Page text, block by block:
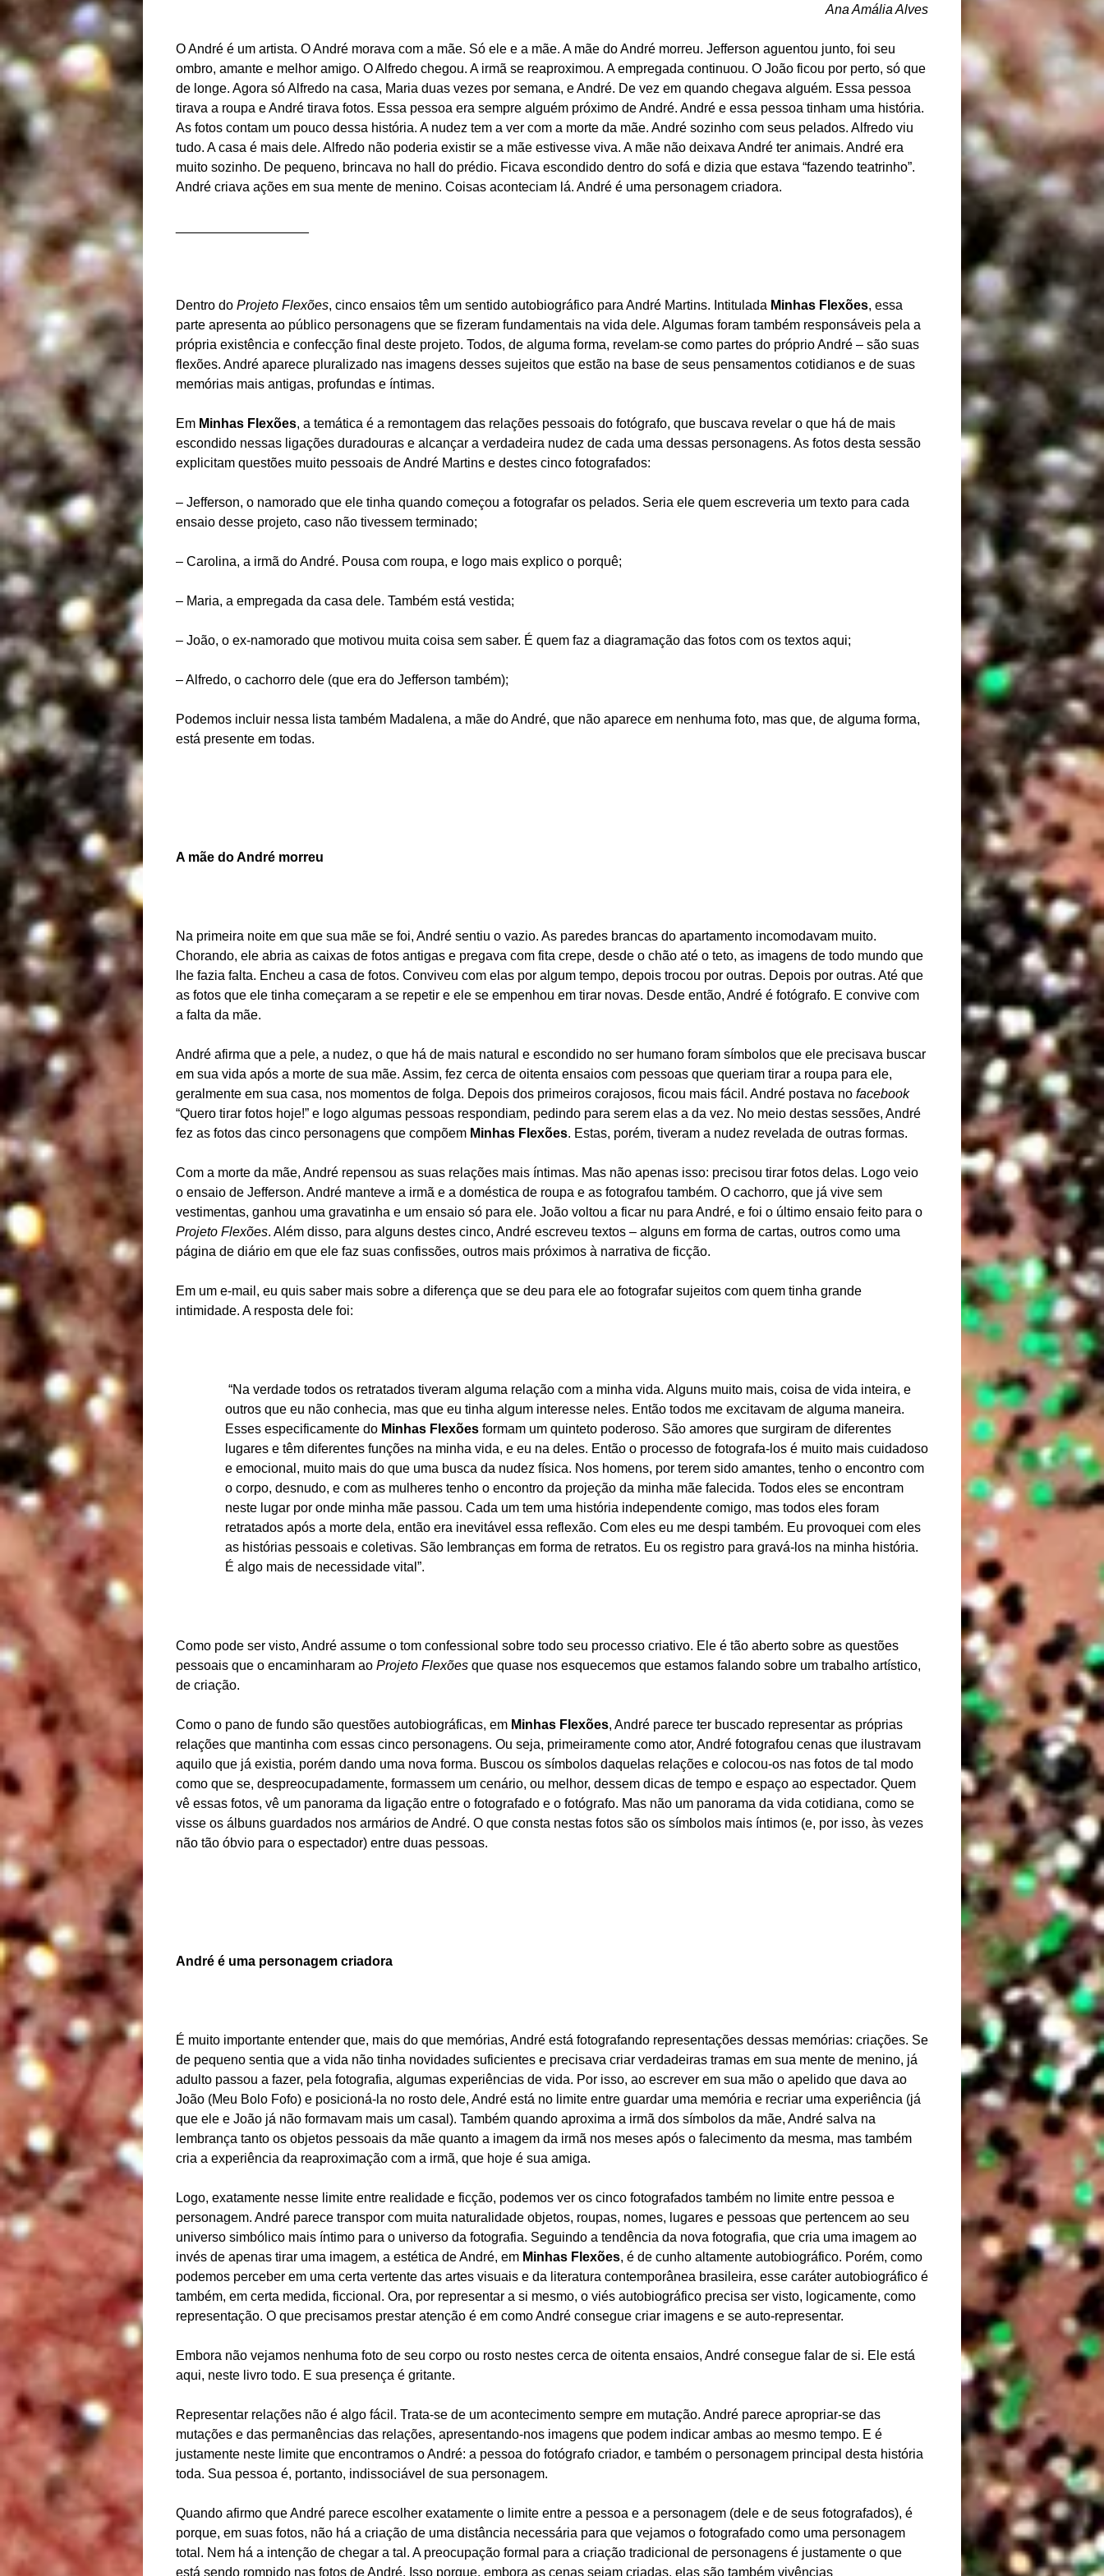
Ana Amália Alves
O André é um artista. O André morava com a mãe. Só ele e a mãe. A mãe do André morreu. Jefferson aguentou junto, foi seu
ombro, amante e melhor amigo. O Alfredo chegou. A irmã se reaproximou. A empregada continuou. O João ficou por perto, só que
de longe. Agora só Alfredo na casa, Maria duas vezes por semana, e André. De vez em quando chegava alguém. Essa pessoa
tirava a roupa e André tirava fotos. Essa pessoa era sempre alguém próximo de André. André e essa pessoa tinham uma história.
As fotos contam um pouco dessa história. A nudez tem a ver com a morte da mãe. André sozinho com seus pelados. Alfredo viu
tudo. A casa é mais dele. Alfredo não poderia existir se a mãe estivesse viva. A mãe não deixava André ter animais. André era
muito sozinho. De pequeno, brincava no hall do prédio. Ficava escondido dentro do sofá e dizia que estava “fazendo teatrinho”.
André criava ações em sua mente de menino. Coisas aconteciam lá. André é uma personagem criadora.
Dentro do Projeto Flexões, cinco ensaios têm um sentido autobiográfico para André Martins. Intitulada Minhas Flexões, essa
parte apresenta ao público personagens que se fizeram fundamentais na vida dele. Algumas foram também responsáveis pela a
própria existência e confecção final deste projeto. Todos, de alguma forma, revelam-se como partes do próprio André – são suas
flexões. André aparece pluralizado nas imagens desses sujeitos que estão na base de seus pensamentos cotidianos e de suas
memórias mais antigas, profundas e íntimas.
Em Minhas Flexões, a temática é a remontagem das relações pessoais do fotógrafo, que buscava revelar o que há de mais
escondido nessas ligações duradouras e alcançar a verdadeira nudez de cada uma dessas personagens. As fotos desta sessão
explicitam questões muito pessoais de André Martins e destes cinco fotografados:
– Jefferson, o namorado que ele tinha quando começou a fotografar os pelados. Seria ele quem escreveria um texto para cada
ensaio desse projeto, caso não tivessem terminado;
– Carolina, a irmã do André. Pousa com roupa, e logo mais explico o porquê;
– Maria, a empregada da casa dele. Também está vestida;
– João, o ex-namorado que motivou muita coisa sem saber. É quem faz a diagramação das fotos com os textos aqui;
– Alfredo, o cachorro dele (que era do Jefferson também);
Podemos incluir nessa lista também Madalena, a mãe do André, que não aparece em nenhuma foto, mas que, de alguma forma,
está presente em todas.
A mãe do André morreu
Na primeira noite em que sua mãe se foi, André sentiu o vazio. As paredes brancas do apartamento incomodavam muito.
Chorando, ele abria as caixas de fotos antigas e pregava com fita crepe, desde o chão até o teto, as imagens de todo mundo que
lhe fazia falta. Encheu a casa de fotos. Conviveu com elas por algum tempo, depois trocou por outras. Depois por outras. Até que
as fotos que ele tinha começaram a se repetir e ele se empenhou em tirar novas. Desde então, André é fotógrafo. E convive com
a falta da mãe.
André afirma que a pele, a nudez, o que há de mais natural e escondido no ser humano foram símbolos que ele precisava buscar
em sua vida após a morte de sua mãe. Assim, fez cerca de oitenta ensaios com pessoas que queriam tirar a roupa para ele,
geralmente em sua casa, nos momentos de folga. Depois dos primeiros corajosos, ficou mais fácil. André postava no facebook
“Quero tirar fotos hoje!” e logo algumas pessoas respondiam, pedindo para serem elas a da vez. No meio destas sessões, André
fez as fotos das cinco personagens que compõem Minhas Flexões. Estas, porém, tiveram a nudez revelada de outras formas.
Com a morte da mãe, André repensou as suas relações mais íntimas. Mas não apenas isso: precisou tirar fotos delas. Logo veio
o ensaio de Jefferson. André manteve a irmã e a doméstica de roupa e as fotografou também. O cachorro, que já vive sem
vestimentas, ganhou uma gravatinha e um ensaio só para ele. João voltou a ficar nu para André, e foi o último ensaio feito para o
Projeto Flexões. Além disso, para alguns destes cinco, André escreveu textos – alguns em forma de cartas, outros como uma
página de diário em que ele faz suas confissões, outros mais próximos à narrativa de ficção.
Em um e-mail, eu quis saber mais sobre a diferença que se deu para ele ao fotografar sujeitos com quem tinha grande
intimidade. A resposta dele foi:
“Na verdade todos os retratados tiveram alguma relação com a minha vida. Alguns muito mais, coisa de vida inteira, e
outros que eu não conhecia, mas que eu tinha algum interesse neles. Então todos me excitavam de alguma maneira.
Esses especificamente do Minhas Flexões formam um quinteto poderoso. São amores que surgiram de diferentes
lugares e têm diferentes funções na minha vida, e eu na deles. Então o processo de fotografa-los é muito mais cuidadoso
e emocional, muito mais do que uma busca da nudez física. Nos homens, por terem sido amantes, tenho o encontro com
o corpo, desnudo, e com as mulheres tenho o encontro da projeção da minha mãe falecida. Todos eles se encontram
neste lugar por onde minha mãe passou. Cada um tem uma história independente comigo, mas todos eles foram
retratados após a morte dela, então era inevitável essa reflexão. Com eles eu me despi também. Eu provoquei com eles
as histórias pessoais e coletivas. São lembranças em forma de retratos. Eu os registro para gravá-los na minha história.
É algo mais de necessidade vital”.
Como pode ser visto, André assume o tom confessional sobre todo seu processo criativo. Ele é tão aberto sobre as questões
pessoais que o encaminharam ao Projeto Flexões que quase nos esquecemos que estamos falando sobre um trabalho artístico,
de criação.
Como o pano de fundo são questões autobiográficas, em Minhas Flexões, André parece ter buscado representar as próprias
relações que mantinha com essas cinco personagens. Ou seja, primeiramente como ator, André fotografou cenas que ilustravam
aquilo que já existia, porém dando uma nova forma. Buscou os símbolos daquelas relações e colocou-os nas fotos de tal modo
como que se, despreocupadamente, formassem um cenário, ou melhor, dessem dicas de tempo e espaço ao espectador. Quem
vê essas fotos, vê um panorama da ligação entre o fotografado e o fotógrafo. Mas não um panorama da vida cotidiana, como se
visse os álbuns guardados nos armários de André. O que consta nestas fotos são os símbolos mais íntimos (e, por isso, às vezes
não tão óbvio para o espectador) entre duas pessoas.
André é uma personagem criadora
É muito importante entender que, mais do que memórias, André está fotografando representações dessas memórias: criações. Se
de pequeno sentia que a vida não tinha novidades suficientes e precisava criar verdadeiras tramas em sua mente de menino, já
adulto passou a fazer, pela fotografia, algumas experiências de vida. Por isso, ao escrever em sua mão o apelido que dava ao
João (Meu Bolo Fofo) e posicioná-la no rosto dele, André está no limite entre guardar uma memória e recriar uma experiência (já
que ele e João já não formavam mais um casal). Também quando aproxima a irmã dos símbolos da mãe, André salva na
lembrança tanto os objetos pessoais da mãe quanto a imagem da irmã nos meses após o falecimento da mesma, mas também
cria a experiência da reaproximação com a irmã, que hoje é sua amiga.
Logo, exatamente nesse limite entre realidade e ficção, podemos ver os cinco fotografados também no limite entre pessoa e
personagem. André parece transpor com muita naturalidade objetos, roupas, nomes, lugares e pessoas que pertencem ao seu
universo simbólico mais íntimo para o universo da fotografia. Seguindo a tendência da nova fotografia, que cria uma imagem ao
invés de apenas tirar uma imagem, a estética de André, em Minhas Flexões, é de cunho altamente autobiográfico. Porém, como
podemos perceber em uma certa vertente das artes visuais e da literatura contemporânea brasileira, esse caráter autobiográfico é
também, em certa medida, ficcional. Ora, por representar a si mesmo, o viés autobiográfico precisa ser visto, logicamente, como
representação. O que precisamos prestar atenção é em como André consegue criar imagens e se auto-representar.
Embora não vejamos nenhuma foto de seu corpo ou rosto nestes cerca de oitenta ensaios, André consegue falar de si. Ele está
aqui, neste livro todo. E sua presença é gritante.
Representar relações não é algo fácil. Trata-se de um acontecimento sempre em mutação. André parece apropriar-se das
mutações e das permanências das relações, apresentando-nos imagens que podem indicar ambas ao mesmo tempo. E é
justamente neste limite que encontramos o André: a pessoa do fotógrafo criador, e também o personagem principal desta história
toda. Sua pessoa é, portanto, indissociável de sua personagem.
Quando afirmo que André parece escolher exatamente o limite entre a pessoa e a personagem (dele e de seus fotografados), é
porque, em suas fotos, não há a criação de uma distância necessária para que vejamos o fotografado como uma personagem
total. Nem há a intenção de chegar a tal. A preocupação formal para a criação tradicional de personagens é justamente o que
está sendo rompido nas fotos de André. Isso porque, embora as cenas sejam criadas, elas são também vivências